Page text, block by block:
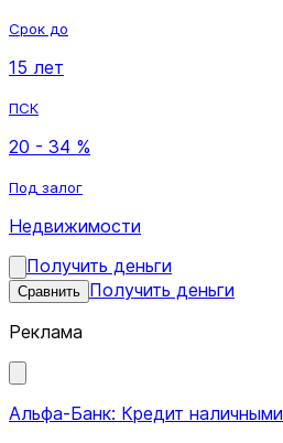
Срок до
15 лет
ПСК
20 - 34 %
Под залог
Недвижимости
Получить деньги
Сравнить Получить деньги
Реклама
Альфа-Банк: Кредит наличными